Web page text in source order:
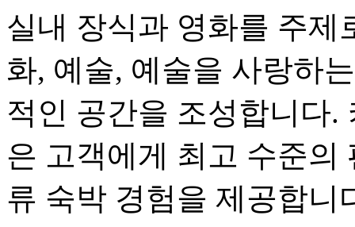
실내 장식과 영화를 주제
화, 예술, 예술을 사랑하
적인 공간을 조성합니다.
은 고객에게 최고 수준의
류 숙박 경험을 제공합니